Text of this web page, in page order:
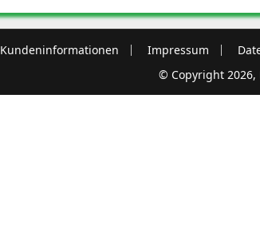
Kundeninformationen Impressum
© Copyright 2026,